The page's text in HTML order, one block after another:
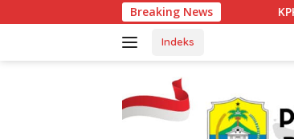
ke
Breaking News
KPK-ME Nilai Kapolsek
Indeks